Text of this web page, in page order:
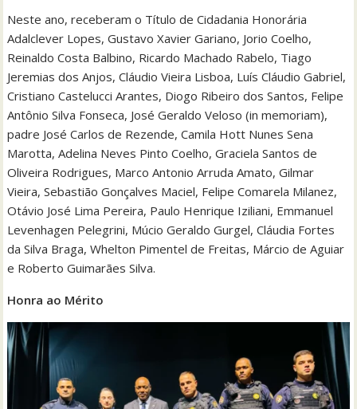
Neste ano, receberam o Título de Cidadania Honorária
Adalclever Lopes, Gustavo Xavier Gariano, Jorio Coelho,
Reinaldo Costa Balbino, Ricardo Machado Rabelo, Tiago
Jeremias dos Anjos, Cláudio Vieira Lisboa, Luís Cláudio Gabriel,
Cristiano Castelucci Arantes, Diogo Ribeiro dos Santos, Felipe
Antônio Silva Fonseca, José Geraldo Veloso (in memoriam),
padre José Carlos de Rezende, Camila Hott Nunes Sena
Marotta, Adelina Neves Pinto Coelho, Graciela Santos de
Oliveira Rodrigues, Marco Antonio Arruda Amato, Gilmar
Vieira, Sebastião Gonçalves Maciel, Felipe Comarela Milanez,
Otávio José Lima Pereira, Paulo Henrique Iziliani, Emmanuel
Levenhagen Pelegrini, Múcio Geraldo Gurgel, Cláudia Fortes
da Silva Braga, Whelton Pimentel de Freitas, Márcio de Aguiar
e Roberto Guimarães Silva.
Honra ao Mérito